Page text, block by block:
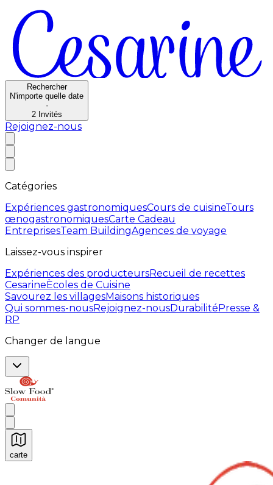
Rechercher
N'importe quelle date
·
2 Invités
Rejoignez-nous
Catégories
Expériences gastronomiquesCours de cuisineTours
œnogastronomiquesCarte Cadeau
EntreprisesTeam BuildingAgences de voyage
Laissez-vous inspirer
Expériences des producteursRecueil de recettes
CesarineÈcoles de Cuisine
Savourez les villagesMaisons historiques
Qui sommes-nousRejoignez-nousDurabilitéPresse &
RP
Changer de langue
carte
Expériences culinaires inoubliables : Expériences